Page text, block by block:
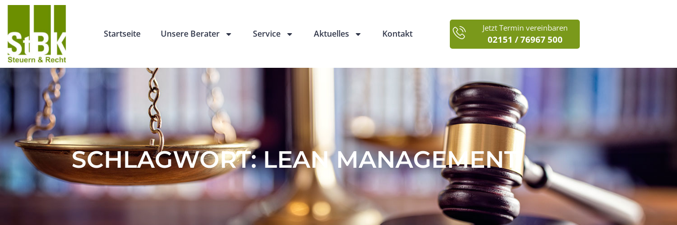
Startseite Unsere Berater Service Aktuelles Kontakt
Jetzt Termin vereinbaren
02151 / 76967 500
SCHLAGWORT: LEAN MANAGEMENT